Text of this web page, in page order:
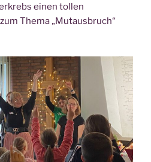
einen tollen
Thema „Mutausbruch“